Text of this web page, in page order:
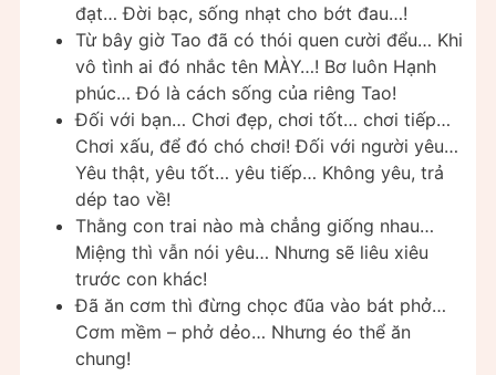
đạt… Đời bạc, sống nhạt cho bớt đau…!
Từ bây giờ Tao đã có thói quen cười đểu… Khi
vô tình ai đó nhắc tên MÀY…! Bơ luôn Hạnh
phúc… Đó là cách sống của riêng Tao!
Đối với bạn… Chơi đẹp, chơi tốt… chơi tiếp…
Chơi xấu, để đó chó chơi! Đối với người yêu…
Yêu thật, yêu tốt… yêu tiếp… Không yêu, trả
dép tao về!
Thằng con trai nào mà chẳng giống nhau…
Miệng thì vẫn nói yêu… Nhưng sẽ liêu xiêu
trước con khác!
Đã ăn cơm thì đừng chọc đũa vào bát phở…
Cơm mềm – phở dẻo… Nhưng éo thể ăn
chung!